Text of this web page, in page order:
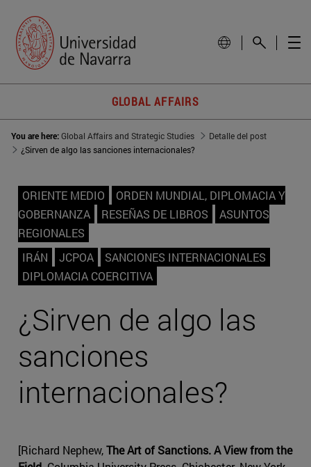
GLOBAL AFFAIRS
You are here:Global Affairs and Strategic Studies
Detalle del post
¿Sirven de algo las sanciones internacionales?
ORIENTE MEDIO
ORDEN MUNDIAL, DIPLOMACIA Y
GOBERNANZA
RESEÑAS DE LIBROS
ASUNTOS
REGIONALES
IRÁN
JCPOA
SANCIONES INTERNACIONALES
DIPLOMACIA COERCITIVA
¿Sirven de algo las
sanciones
internacionales?
[Richard Nephew,The Art of Sanctions. A View from the